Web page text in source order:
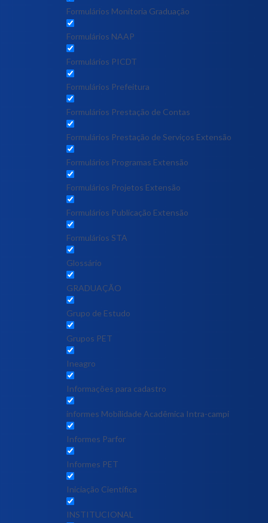
Formulários Monitoria Graduação
Formulários NAAP
Formulários PICDT
Formulários Prefeitura
Formulários Prestação de Contas
Formulários Prestação de Serviços Extensão
Formulários Programas Extensão
Formulários Projetos Extensão
Formulários Publicação Extensão
Formulários STA
Glossário
GRADUAÇÃO
Grupo de Estudo
Grupos PET
Ineagro
Informações para cadastro
informes Mobilidade Acadêmica Intra-campi
Informes Parfor
Informes PET
Iniciação Científica
INSTITUCIONAL